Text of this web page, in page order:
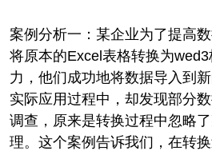
案例分析一：某企业为了提高
将原本的Excel表格转换为
力，他们成功地将数据导入到
实际应用过程中，却发现部分
调查，原来是转换过程中忽略
理。这个案例告诉我们，在转